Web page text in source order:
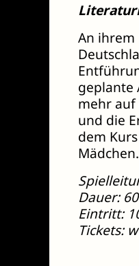
An ihrem
geplante
mehr auf
und die
dem
Mädchen.
Dauer:
Eintritt:
Tickets: